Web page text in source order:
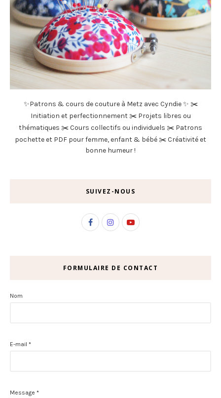
✨Patrons & cours de couture à Metz avec Cyndie ✨ ✂️
Initiation et perfectionnement ✂️ Projets libres ou
thématiques ✂️ Cours collectifs ou individuels ✂️ Patrons
pochette et PDF pour femme, enfant & bébé ✂️ Créativité et
bonne humeur !
SUIVEZ-NOUS
FORMULAIRE DE CONTACT
Nom
E-mail *
Message *